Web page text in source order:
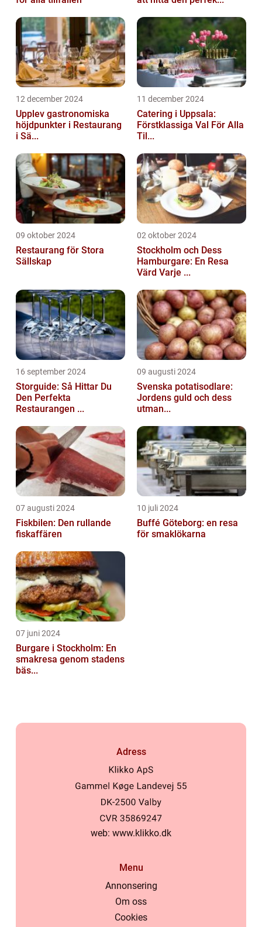
12 december 2024
Upplev gastronomiska
höjdpunkter i Restaurang
i Sä...
11 december 2024
Catering i Uppsala:
Förstklassiga Val För Alla
Til...
09 oktober 2024
Restaurang för Stora
Sällskap
02 oktober 2024
Stockholm och Dess
Hamburgare: En Resa
Värd Varje ...
16 september 2024
Storguide: Så Hittar Du
Den Perfekta
Restaurangen ...
09 augusti 2024
Svenska potatisodlare:
Jordens guld och dess
utman...
07 augusti 2024
Fiskbilen: Den rullande
fiskaffären
10 juli 2024
Buffé Göteborg: en resa
för smaklökarna
07 juni 2024
Burgare i Stockholm: En
smakresa genom stadens
bäs...
Adress
web: www.klikko.dk
Menu
Annonsering
Om oss
Cookies